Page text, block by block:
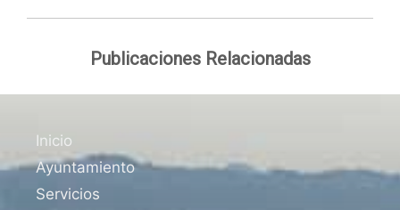
Publicaciones Relacionadas
Inicio
Ayuntamiento
Servicios